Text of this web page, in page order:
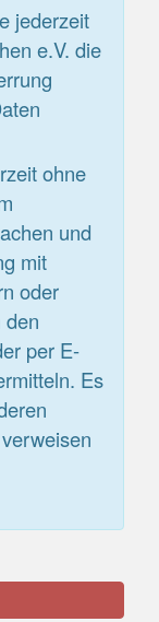
jederzeit
e.V. die
ohne
und
mit
oder
den
per E-
Es